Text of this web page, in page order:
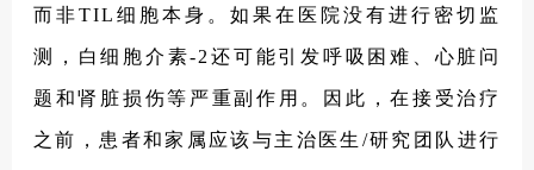
而非TIL细胞本身。如果在医院没有进行密切监
测，白细胞介素-2还可能引发呼吸困难、心脏问
题和肾脏损伤等严重副作用。因此，在接受治疗
之前，患者和家属应该与主治医生/研究团队进行